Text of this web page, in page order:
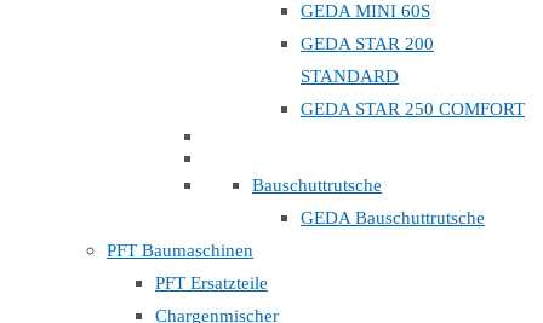
GEDA MINI 60S
GEDA STAR 200
STANDARD
GEDA STAR 250 COMFORT
Bauschuttrutsche
GEDA Bauschuttrutsche
PFT Baumaschinen
PFT Ersatzteile
Chargenmischer